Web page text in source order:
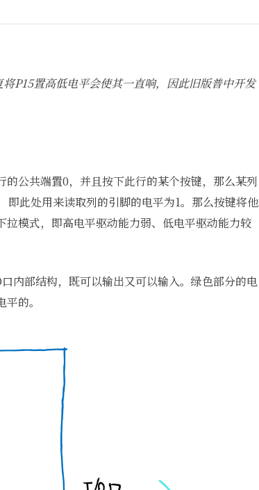
P15置高低电平会使其一直响，因此旧版普中开发
公共端置0，并且按下此行的某个按键，那么某列
此处用来读取列的引脚的电平为1。那么按键将他
模式，即高电平驱动能力弱、低电平驱动能力较
内部结构，既可以输出又可以输入。绿色部分的电
的。